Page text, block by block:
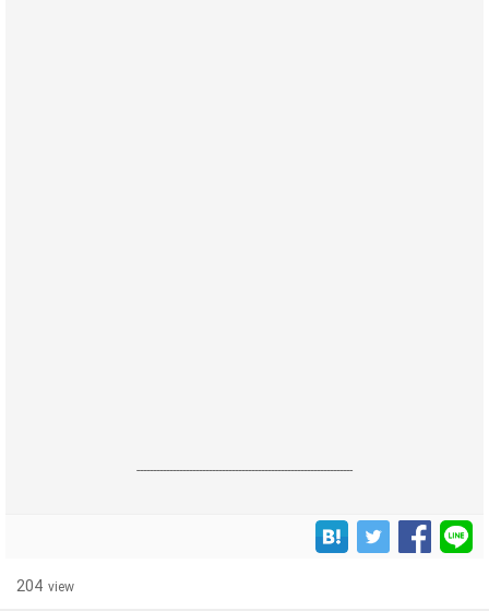
------------------------------------------------------------------
204 view